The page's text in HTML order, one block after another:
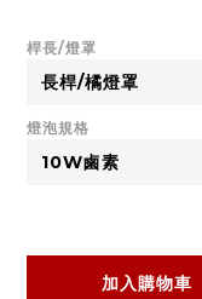
桿長/燈罩
燈泡規格
加入購物車